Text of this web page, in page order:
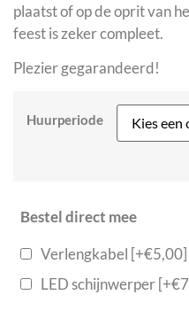
plaatst of op de oprit van
feest is zeker compleet.
Plezier gegarandeerd!
Huurperiode
Bestel direct mee
Verlengkabel [+€5,00]
LED schijnwerper